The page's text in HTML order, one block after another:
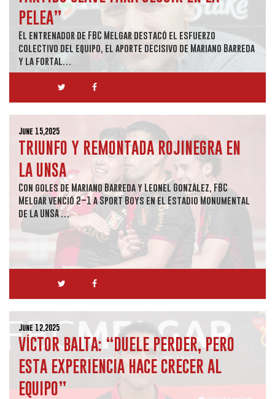
PELEA”
El entrenador de FBC Melgar destacó el esfuerzo
colectivo del equipo, el aporte decisivo de Mariano Barreda
y la fortal…
June 15,2025
TRIUNFO Y REMONTADA ROJINEGRA EN
LA UNSA
Con goles de Mariano Barreda y Leonel González, FBC
Melgar venció 2–1 a Sport Boys en el Estadio Monumental
de la UNSA …
June 12,2025
VÍCTOR BALTA: “DUELE PERDER, PERO
ESTA EXPERIENCIA HACE CRECER AL
EQUIPO”